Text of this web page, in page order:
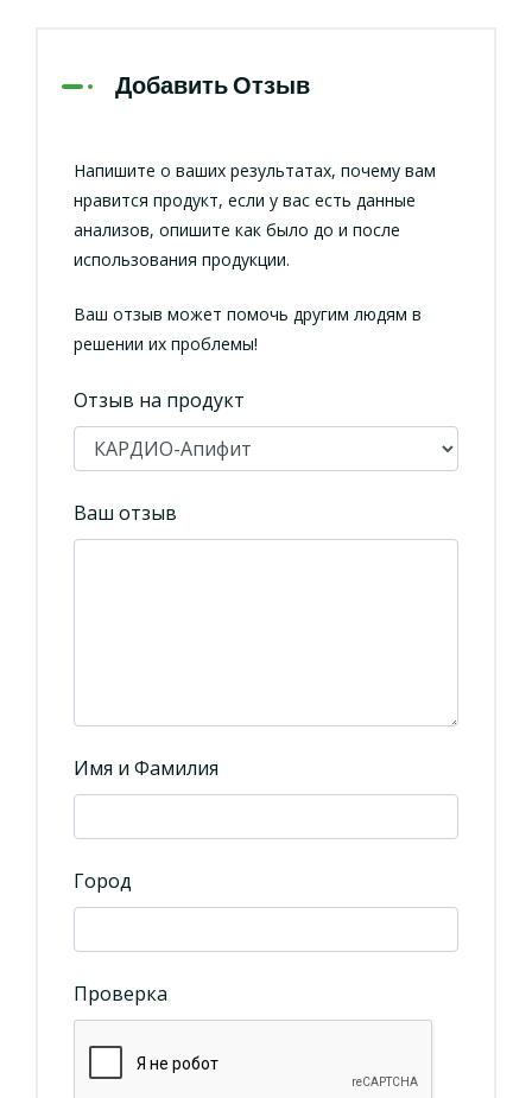
Добавить Отзыв
Напишите о ваших результатах, почему вам
нравится продукт, если у вас есть данные
анализов, опишите как было до и после
использования продукции.
Ваш отзыв может помочь другим людям в
решении их проблемы!
Отзыв на продукт
Ваш отзыв
Имя и Фамилия
Город
Проверка